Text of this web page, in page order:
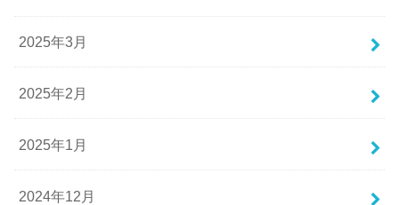
2025年3月
2025年2月
2025年1月
2024年12月